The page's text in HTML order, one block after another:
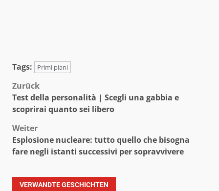
Tags: Primi piani
Beitragsnavigation
Zurück
Test della personalità | Scegli una gabbia e
scoprirai quanto sei libero
Weiter
Esplosione nucleare: tutto quello che bisogna
fare negli istanti successivi per sopravvivere
VERWANDTE GESCHICHTEN